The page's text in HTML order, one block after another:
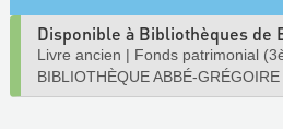
Disponible à Bibliothèques de
Livre ancien | Fonds patrimonial
BIBLIOTHÈQUE ABBÉ-GRÉGOIRE